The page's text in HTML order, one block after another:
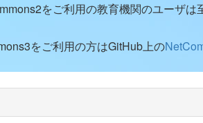
をご利用の教育機関のユーザ
をご利用の方はGitHub上の